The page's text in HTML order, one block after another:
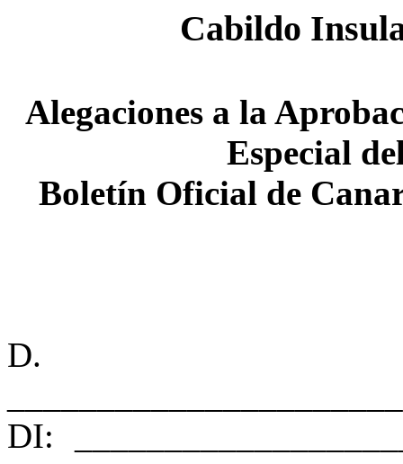
Cabildo
Alegaciones a la
Especial
Boletín Oficial de
D.
DI: